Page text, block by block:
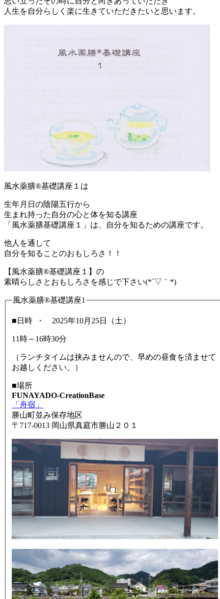
人生を自分らしく楽に生きていただきたいと思います。
風水薬膳®基礎講座１は
生年月日の陰陽五行から
生まれ持った自分の心と体を知る講座
「風水薬膳基礎講座１」は、自分を知るための講座です。
他人を通して
自分を知ることのおもしろさ！！
【風水薬膳®基礎講座１】の
素晴らしさとおもしろさを感じで下さい(*´▽｀*)
風水薬膳®基礎講座1
■日時 ・ 2025年10月25日（土）
11時～16時30分
（ランチタイムは挟みませんので、早めの昼食を済ませて
お越しください。）
■場所
FUNAYADO-CreationBase
「舟宿」
勝山町並み保存地区
〒717-0013 岡山県真庭市勝山２０１